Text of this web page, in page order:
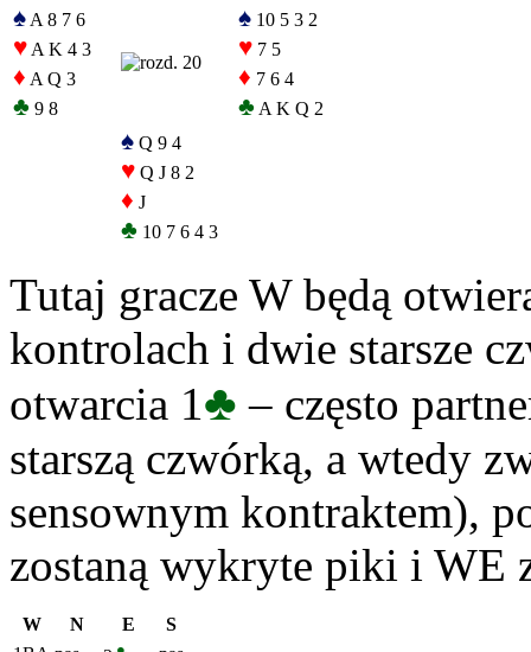
♠ A 8 7 6
♥ A K 4 3
♦ A Q 3
♣ 9 8
♠ 10 5 3 2
♥ 7 5
♦ 7 6 4
♣ A K Q 2
♠ Q 9 4
♥ Q J 8 2
♦ J
♣ 10 7 6 4 3
Tutaj gracze W będą
kontrolach i dwie starsze
otwarcia 1♣ – często
starszą czwórką, a wtedy
sensownym kontraktem),
zostaną wykryte piki i WE
W N E
S